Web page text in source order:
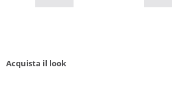
Acquista il look